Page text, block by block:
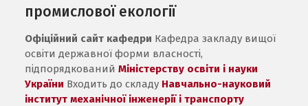
промислової екології
Офіційний сайт кафедри Кафедра закладу вищої
освіти державної форми власності,
підпорядкованийМіністерству освіти і науки
України Входить до складу Навчально-науковий
інститут механічної інженерії і транспорту